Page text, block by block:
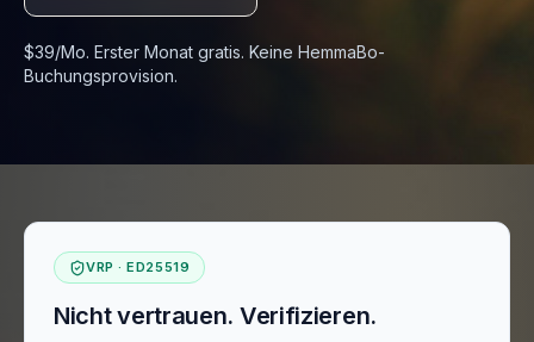
$39/Mo. Erster Monat gratis. Keine HemmaBo-
Buchungsprovision.
VRP · ED25519
Nicht vertrauen. Verifizieren.